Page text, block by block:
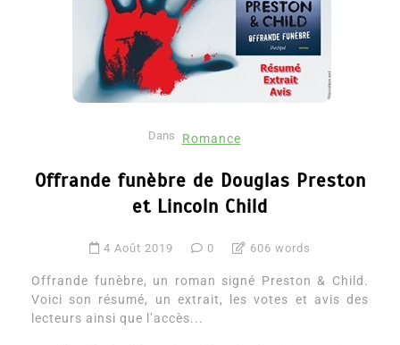
Dans Romance
Offrande funèbre de Douglas Preston
et Lincoln Child
4 Août 2019 0 606 words
Offrande funèbre, un roman signé Preston & Child.
Voici son résumé, un extrait, les votes et avis des
lecteurs ainsi que l’accès...